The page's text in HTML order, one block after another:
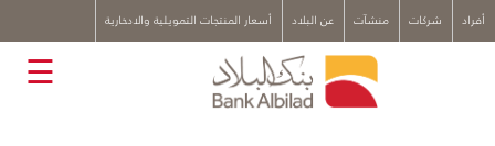
أفراد شركات منشآت عن البلاد أسعار المنتجات التمويلية والادخارية x☰